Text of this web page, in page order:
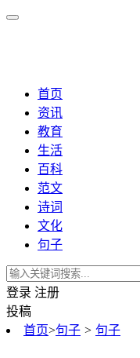
首页
资讯
教育
生活
百科
范文
诗词
文化
句子
登录 注册
投稿
首页>句子 > 句子